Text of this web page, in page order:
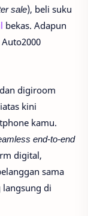
sale), beli suku
bekas. Adapun
digiroom
kini
kamu.
end-to-end
digital,
sama
langsung di